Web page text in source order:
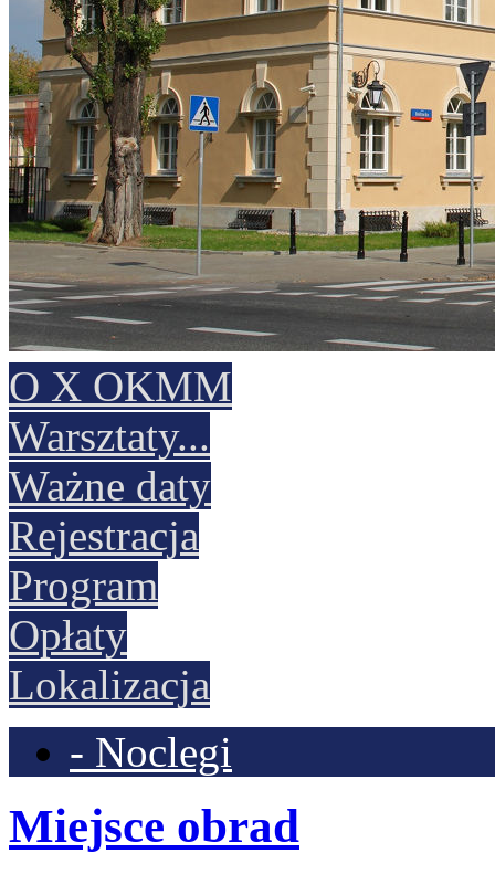
O X OKMM
Warsztaty...
Ważne daty
Rejestracja
Program
Opłaty
Lokalizacja
- Noclegi
Miejsce obrad